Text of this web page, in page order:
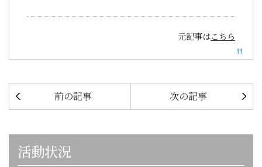
元記事はこちら
前の記事 次の記事
活動状況